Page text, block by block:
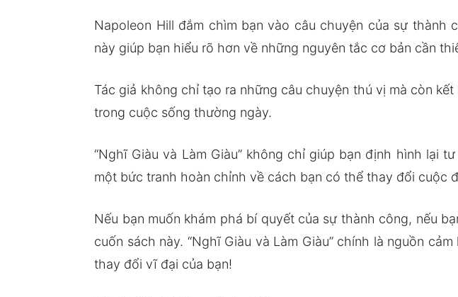
Napoleon Hill đắm chìm bạn vào câu chuyện của sự
này giúp bạn hiểu rõ hơn về những nguyên tắc cơ bản cần
Tác giả không chỉ tạo ra những câu chuyện thú vị mà còn
trong cuộc sống thường ngày.
“Nghĩ Giàu và Làm Giàu” không chỉ giúp bạn định hình lại
một bức tranh hoàn chỉnh về cách bạn có thể thay đổi cuộc
Nếu bạn muốn khám phá bí quyết của sự thành công, nếu
cuốn sách này. “Nghĩ Giàu và Làm Giàu” chính là nguồn
thay đổi vĩ đại của bạn!